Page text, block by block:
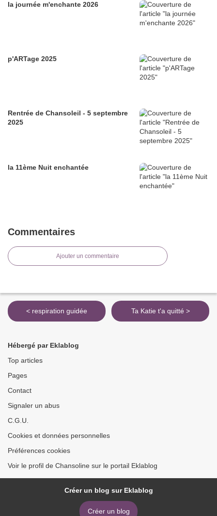
la journée m'enchante 2026
p'ARTage 2025
Rentrée de Chansoleil - 5 septembre
2025
la 11ème Nuit enchantée
Commentaires
Ajouter un commentaire
< respiration guidée Ta Katie t'a quitté >
Hébergé par Eklablog
Top articles
Pages
Contact
Signaler un abus
C.G.U.
Cookies et données personnelles
Préférences cookies
Voir le profil de Chansoline sur le portail Eklablog
Créer un blog sur Eklablog
Créer un blog